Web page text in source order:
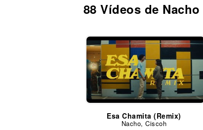
88 Vídeos de Nacho
Esa Chamita (Remix)
Nacho, Ciscoh